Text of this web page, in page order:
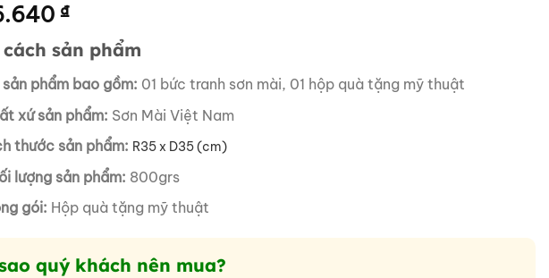
₫
cách sản phẩm
sản phẩm bao gồm: 01 bức tranh sơn mài, 01 hộp quà tặng mỹ thuật
xứ sản phẩm: Sơn Mài Việt Nam
thước sản phẩm: R35 x D35 (cm)
lượng sản phẩm: 800grs
gói: Hộp quà tặng mỹ thuật
quý khách nên mua?